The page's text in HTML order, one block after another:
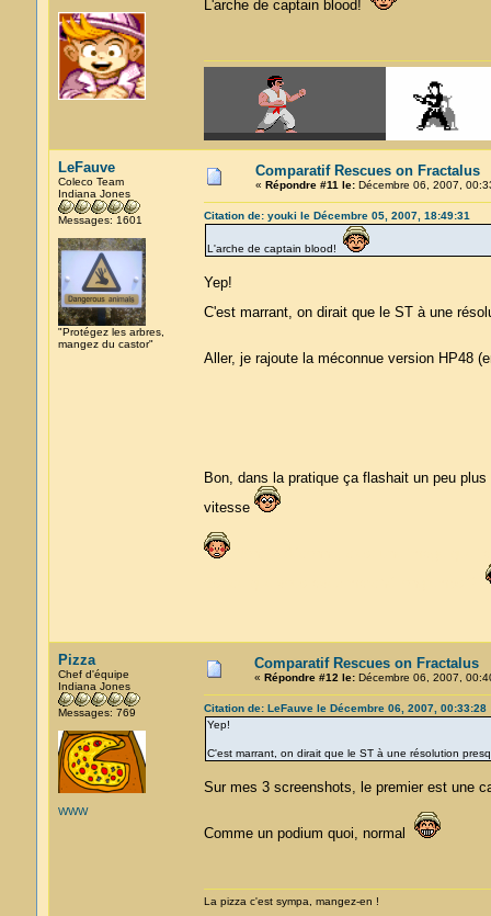
L'arche de captain blood!
LeFauve
Coleco Team
Indiana Jones
Messages: 1601
"Protégez les arbres,
mangez du castor"
Comparatif Rescues on Fractalus
« Répondre #11 le:Décembre 06, 2007,
Citation de: youki le Décembre 05, 2007, 18:49:31
L'arche de captain blood!
Yep!
C'est marrant, on dirait que le ST à une
Aller, je rajoute la méconnue version HP48
Bon, dans la pratique ça flashait un peu
vitesse
Non, je déconne, c'est une image que
Pizza
Chef d'équipe
Indiana Jones
Messages: 769
WWW
Comparatif Rescues on Fractalus
« Répondre #12 le:Décembre 06, 2007,
Citation de: LeFauve le Décembre 06, 2007, 00:33:28
Yep!
C'est marrant, on dirait que le ST à une résolution
Sur mes 3 screenshots, le premier est une
Comme un podium quoi, normal
La pizza c'est sympa, mangez-en !